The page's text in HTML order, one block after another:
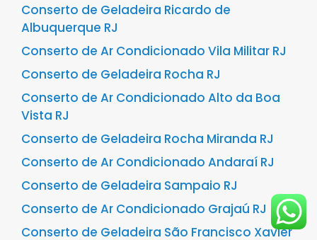
Conserto de Geladeira Ricardo de
Albuquerque RJ
Conserto de Ar Condicionado Vila Militar RJ
Conserto de Geladeira Rocha RJ
Conserto de Ar Condicionado Alto da Boa
Vista RJ
Conserto de Geladeira Rocha Miranda RJ
Conserto de Ar Condicionado Andaraí RJ
Conserto de Geladeira Sampaio RJ
Conserto de Ar Condicionado Grajaú RJ
Conserto de Geladeira São Francisco Xavier